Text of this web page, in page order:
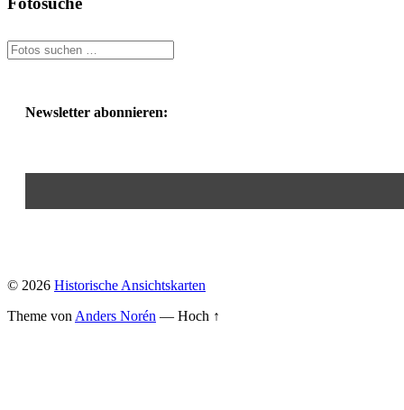
Newsletter abonnieren:
© 2026 Historische Ansichtskarten
Theme von Anders Norén — Hoch ↑